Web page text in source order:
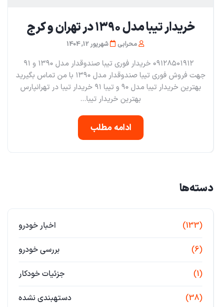
خریدار تیبا مدل ۱۳۹۰ در تهران و کرج
محرابی شهریور 12, 1404
۰۹۱۲۸۵۰۱۹۱۲ خریدار فوری تیبا صندوقدار مدل ۱۳۹۰ و ۹۱
جهت فروش فوری تیبا صندوقدار مدل ۱۳۹۰ با من تماس بگیرید
بهترین خریدار تیبا مدل ۹۰ و تیبا ۹۱ خریدار تیبا در تهرانپارس
بهترین خریدار تیبا...
ادامه مطلب
دسته‌ها
اخبار خودرو (133)
بررسی خودرو (6)
جزئیات خودکار (1)
دستهبندی نشده (38)